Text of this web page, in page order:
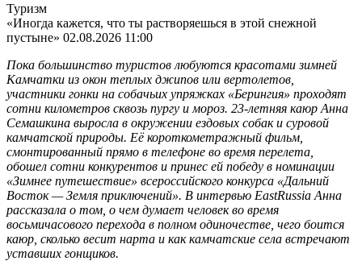
Туризм
«Иногда кажется, что ты растворяешься в этой снежной
пустыне» 02.08.2026 11:00
Пока большинство туристов любуются красотами зимней
Камчатки из окон теплых джипов или вертолетов,
участники гонки на собачьих упряжках «Берингия» проходят
сотни километров сквозь пургу и мороз. 23-летняя каюр Анна
Семашкина выросла в окружении ездовых собак и суровой
камчатской природы. Её короткометражный фильм,
смонтированный прямо в телефоне во время перелета,
обошел сотни конкурентов и принес ей победу в номинации
«Зимнее путешествие» всероссийского конкурса «Дальний
Восток — Земля приключений». В интервью EastRussia Анна
рассказала о том, о чем думает человек во время
восьмичасового перехода в полном одиночестве, чего боится
каюр, сколько весит нарта и как камчатские села встречают
уставших гонщиков.